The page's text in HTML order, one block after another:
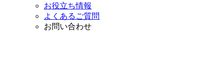
お役立ち情報
よくあるご質問
お問い合わせ